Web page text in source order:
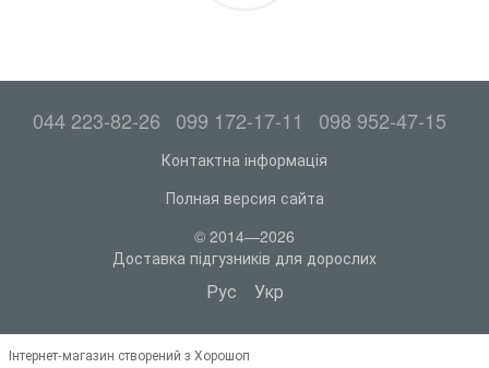
044 223-82-26 099 172-17-11 098 952-47-15
Контактна інформація
Полная версия сайта
© 2014—2026
Доставка підгузників для дорослих
Рус Укр
Інтернет-магазин створений з Хорошоп